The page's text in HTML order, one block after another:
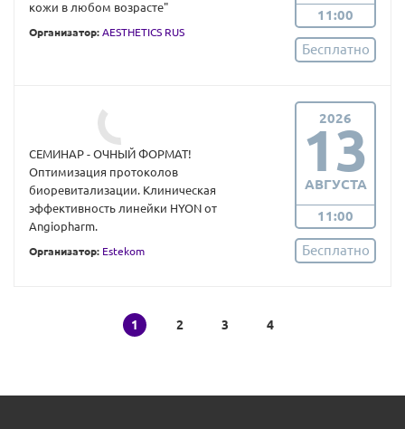
кожи в любом возрасте"
Организатор: AESTHETICS RUS
11:00
Бесплатно
СЕМИНАР - ОЧНЫЙ ФОРМАТ!
Оптимизация протоколов
биоревитализации. Клиническая
эффективность линейки HYON от
Angiopharm.
Организатор: Estekom
2026
13
АВГУСТА
11:00
Бесплатно
1 2 3 4